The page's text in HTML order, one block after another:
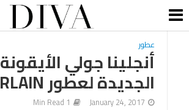
عطور
أنجلينا جولي الأيقونة
الجديدة لعطور GUERLAIN
January 24, 2017
1 Min Read